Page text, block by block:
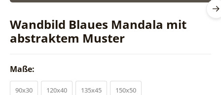
Wandbild Blaues Mandala mit
abstraktem Muster
Maße:
90x30 120x40 135x45 150x50